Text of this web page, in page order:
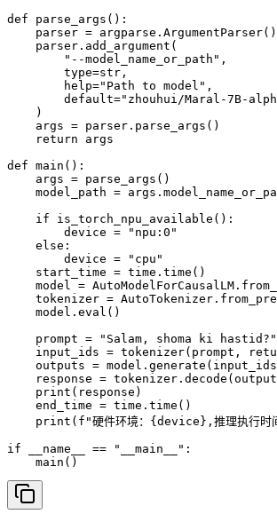
def parse_args():
    parser = argparse.ArgumentParser()
    parser.add_argument(
        "--model_name_or_path",
        type=str,
        help="Path to model",
default="zhouhui/Maral-7B-
    )
    args = parser.parse_args()
    return args
def main():
    args = parse_args()
model_path =
    if is_torch_npu_available():
        device = "npu:0"
    else:
        device = "cpu"
    start_time = time.time()
model =
tokenizer =
    model.eval()
    prompt = "Salam, shoma ki hastid?"
input_ids = tokenizer(prompt,
outputs =
response =
    print(response)
    end_time = time.time()
print(f"硬件环境：{device},推理执行
if __name__ == "__main__":
    main()